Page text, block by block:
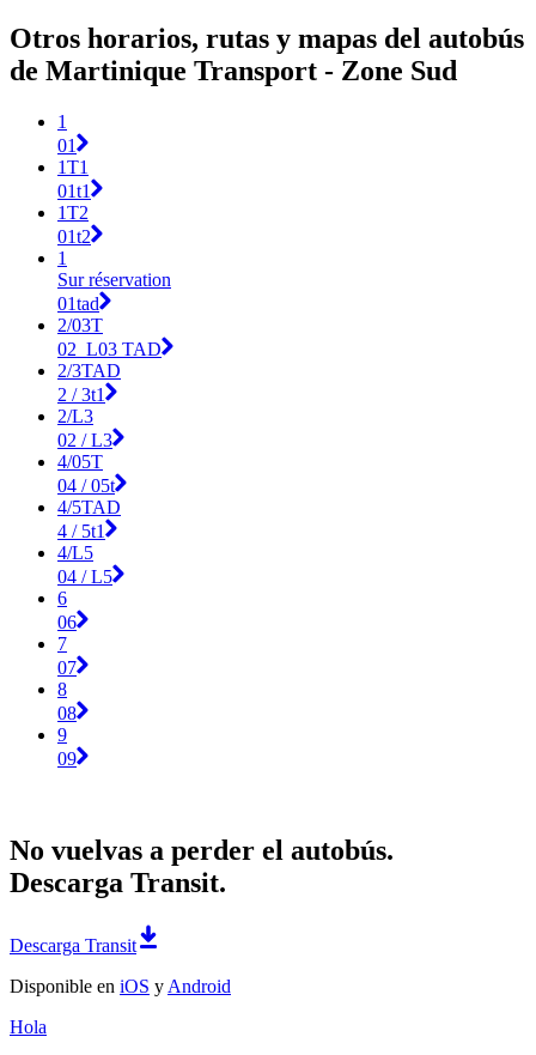
Otros horarios, rutas y mapas del autobús
de Martinique Transport - Zone Sud
1
01
1T1
01t1
1T2
01t2
1
Sur réservation
01tad
2/03T
02_L03 TAD
2/3TAD
2 / 3t1
2/L3
02 / L3
4/05T
04 / 05t
4/5TAD
4 / 5t1
4/L5
04 / L5
6
06
7
07
8
08
9
09
No vuelvas a perder el autobús.
Descarga Transit.
Descarga Transit
Disponible en iOS y Android
Hola